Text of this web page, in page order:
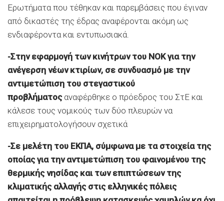
Ερωτήματα που τέθηκαν και παρεμβάσεις που έγιναν
από δικαστές της έδρας αναφέρονται ακόμη ως
ενδιαφέροντα και εντυπωσιακά.
-Στην εφαρμογή των κινήτρων του ΝΟΚ για την
ανέγερση νέων κτιρίων, σε συνδυασμό με την
αντιμετώπιση του στεγαστικού
προβλήματοςαναφέρθηκε ο πρόεδρος του ΣτΕ και
κάλεσε τους νομικούς των δύο πλευρών να
επιχειρηματολογήσουν σχετικά
-Σε μελέτη του ΕΚΠΑ, σύμφωνα με τα στοιχεία της
οποίας για την αντιμετώπιση του φαινομένου της
θερμικής νησίδας και των επιπτώσεων της
κλιματικής αλλαγής στις ελληνικές πόλεις